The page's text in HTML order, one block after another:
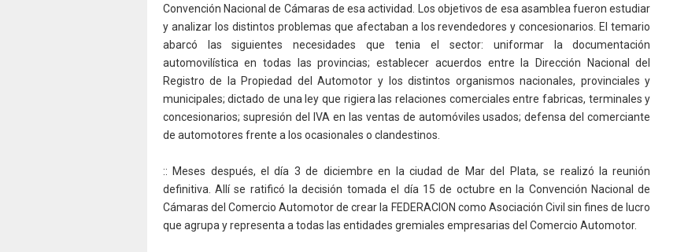
Convención Nacional de Cámaras de esa actividad. Los objetivos de esa asamblea fueron estudiar
y analizar los distintos problemas que afectaban a los revendedores y concesionarios. El temario
abarcó las siguientes necesidades que tenia el sector: uniformar la documentación
automovilística en todas las provincias; establecer acuerdos entre la Dirección Nacional del
Registro de la Propiedad del Automotor y los distintos organismos nacionales, provinciales y
municipales; dictado de una ley que rigiera las relaciones comerciales entre fabricas, terminales y
concesionarios; supresión del IVA en las ventas de automóviles usados; defensa del comerciante
de automotores frente a los ocasionales o clandestinos.
:: Meses después, el día 3 de diciembre en la ciudad de Mar del Plata, se realizó la reunión
definitiva. Allí se ratificó la decisión tomada el día 15 de octubre en la Convención Nacional de
Cámaras del Comercio Automotor de crear la FEDERACION como Asociación Civil sin fines de lucro
que agrupa y representa a todas las entidades gremiales empresarias del Comercio Automotor.